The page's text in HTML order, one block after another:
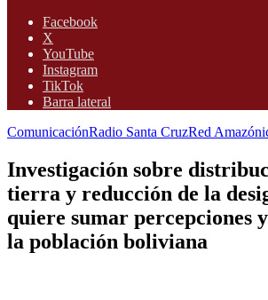
Facebook
X
YouTube
Instagram
TikTok
Barra lateral
ComunicaciónRadio Santa CruzRed
Investigación sobre
tierra y reducción de la
quiere sumar percepciones
la población boliviana